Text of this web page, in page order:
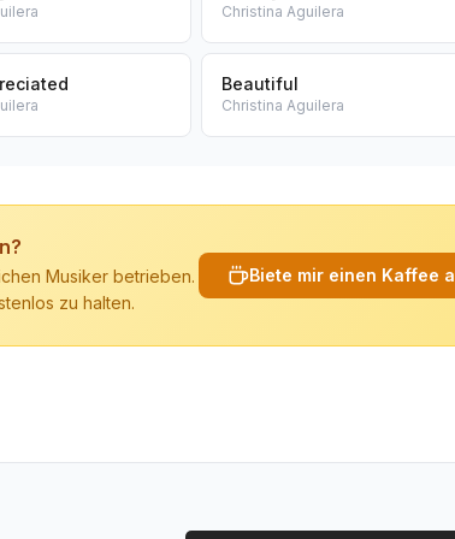
Christina Aguilera
Beautiful
Christina Aguilera
Musiker betrieben.
zu halten.
Biete mir einen Kaffee